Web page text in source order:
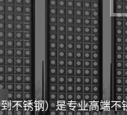
不锈钢）是专业高端